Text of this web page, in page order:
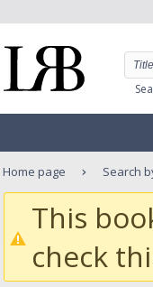
Home page Search
This
check